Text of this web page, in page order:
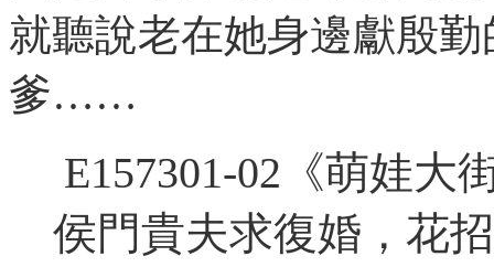
就聽說老在她身邊獻殷
爹……
E157301-02《萌娃大
侯門貴夫求復婚，花